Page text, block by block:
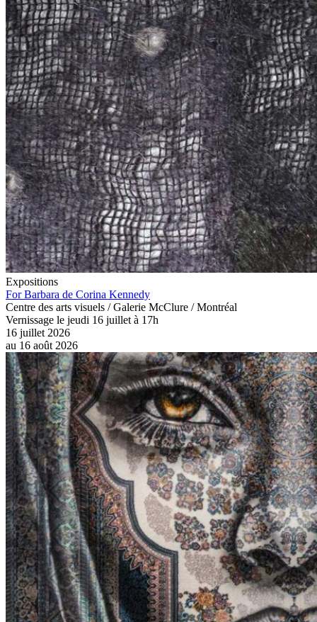
Expositions
For Barbara de Corina Kennedy
Centre des arts visuels / Galerie McClure / Montréal
Vernissage le jeudi 16 juillet à 17h
16 juillet 2026
au 16 août 2026